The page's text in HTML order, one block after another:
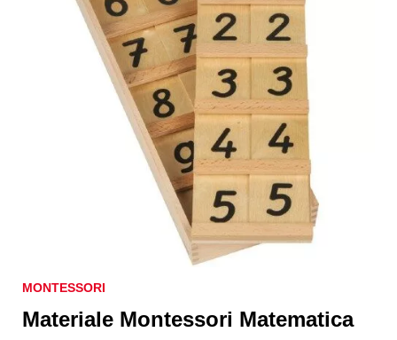
MONTESSORI
Materiale Montessori Matematica